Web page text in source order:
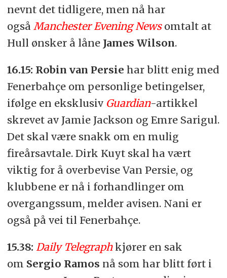
nevnt det tidligere, men nå har
også Manchester Evening Newsomtalt at
Hull ønsker å låne James Wilson.
16.15: Robin van Persie har blitt enig med
Fenerbahçe om personlige betingelser,
ifølge en eksklusiv Guardian-artikkel
skrevet av Jamie Jackson og Emre Sarigul.
Det skal være snakk om en mulig
fireårsavtale. Dirk Kuyt skal ha vært
viktig for å overbevise Van Persie, og
klubbene er nå i forhandlinger om
overgangssum, melder avisen. Nani er
også på vei til Fenerbahçe.
15.38: Daily Telegraphkjører en sak
om Sergio Ramos nå som har blitt ført i